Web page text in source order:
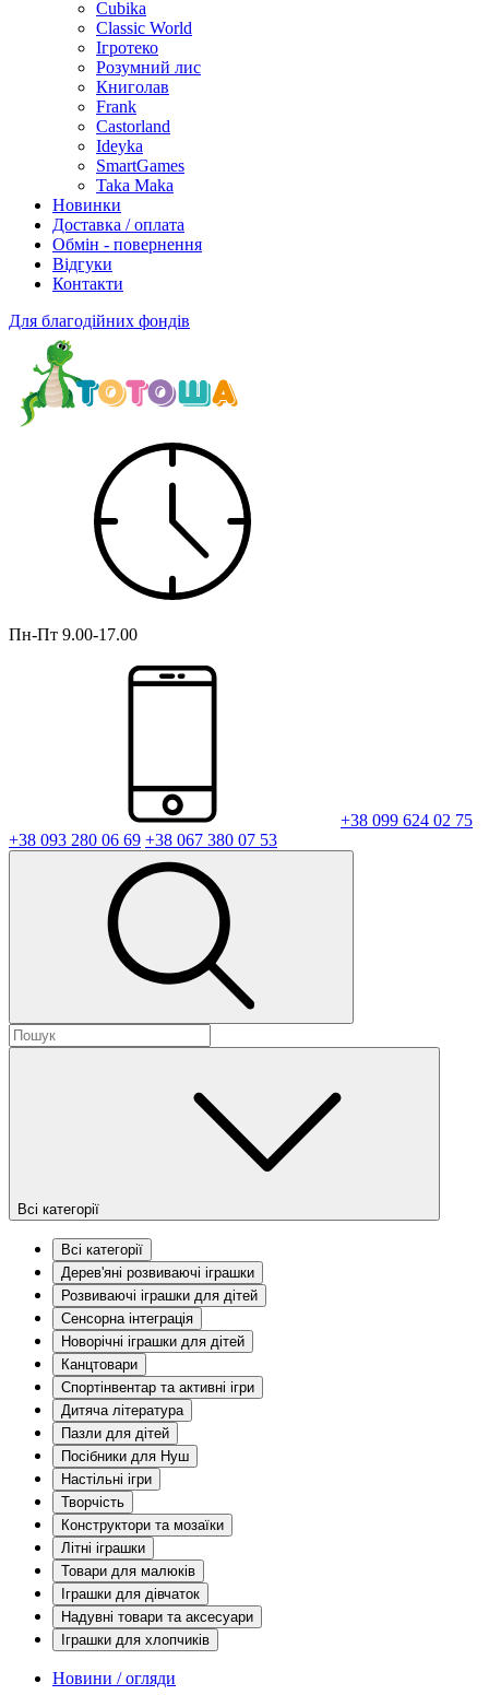
Cubika
Classic World
Ігротеко
Розумний лис
Книголав
Frank
Castorland
Ideyka
SmartGames
Taka Maka
Новинки
Доставка / оплата
Обмін - повернення
Відгуки
Контакти
Для благодійних фондів
Пн-Пт 9.00-17.00
+38 099 624 02 75
+38 093 280 06 69 +38 067 380 07 53
Всі категорії
Всі категорії
Дерев'яні розвиваючі іграшки
Розвиваючі іграшки для дітей
Сенсорна інтеграція
Новорічні іграшки для дітей
Канцтовари
Спортінвентар та активні ігри
Дитяча література
Пазли для дітей
Посібники для Нуш
Настільні ігри
Творчість
Конструктори та мозаїки
Літні іграшки
Товари для малюків
Іграшки для дівчаток
Надувні товари та аксесуари
Іграшки для хлопчиків
Новини / огляди